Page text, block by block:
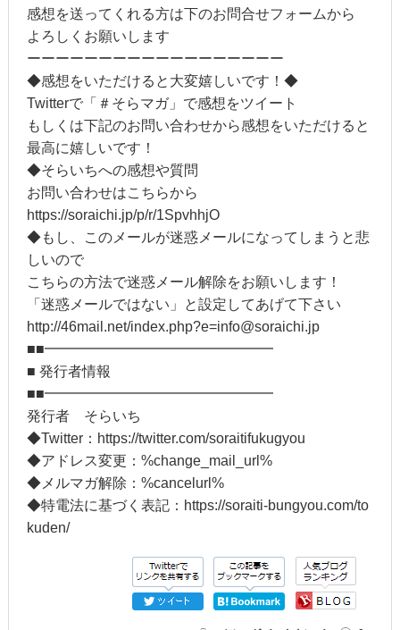
感想を送ってくれる方は下のお問合せフォームから
よろしくお願いします
ーーーーーーーーーーーーーーーーーー
◆感想をいただけると大変嬉しいです！◆
Twitterで「＃そらマガ」で感想をツイート
もしくは下記のお問い合わせから感想をいただけると
最高に嬉しいです！
◆そらいちへの感想や質問
お問い合わせはこちらから
https://soraichi.jp/p/r/1SpvhhjO
◆もし、このメールが迷惑メールになってしまうと悲
しいので
こちらの方法で迷惑メール解除をお願いします！
「迷惑メールではない」と設定してあげて下さい
http://46mail.net/index.php?e=info@soraichi.jp
■■━━━━━━━━━━━━━━━━
■ 発行者情報
■■━━━━━━━━━━━━━━━━
発行者 そらいち
◆Twitter：https://twitter.com/soraitifukugyou
◆アドレス変更：%change_mail_url%
◆メルマガ解除：%cancelurl%
◆特電法に基づく表記：https://soraiti-bungyou.com/to
kuden/